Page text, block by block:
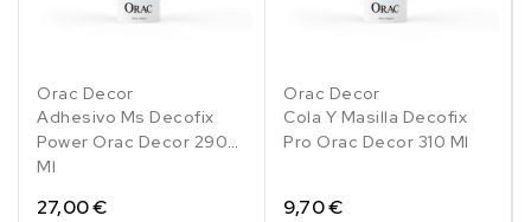
Orac Decor
Adhesivo Ms Decofix
Power Orac Decor 290
Ml
27,00 €
Orac Decor
Cola Y Masilla Decofix
Pro Orac Decor 310 Ml
9,70 €